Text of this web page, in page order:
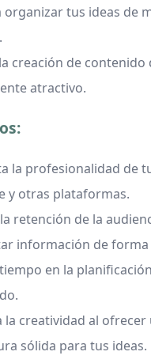
organizar tus ideas de
creación de contenido
atractivo.
la profesionalidad de
y otras plataformas.
retención de la
información de forma
en la
la creatividad al ofrecer
sólida para tus ideas.